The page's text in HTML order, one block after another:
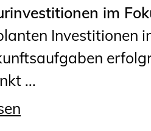
für
und
im
Investitionen
...